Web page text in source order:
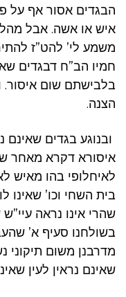
הבגדים אסור אף על
איש או אשה. אבל
משמע לי’ להט”ז
חמיו הב”ח דבגדים
בלבישתם שום איסור.
הצנה.
ובנוגע בגדים
איסורא דקרא מאחר
לאיחלופי בהו מאיש
בית השחי וכו’ שאינו
שהרי אינו נראה
בשולחנו סעיף א’
מדרבנן משום תיקוני
שאינם נראין לעין